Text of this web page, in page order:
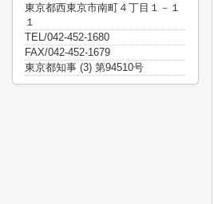
東京都西東京市南町４丁目１－１
１
TEL/042-452-1680
FAX/042-452-1679
東京都知事 (3) 第94510号